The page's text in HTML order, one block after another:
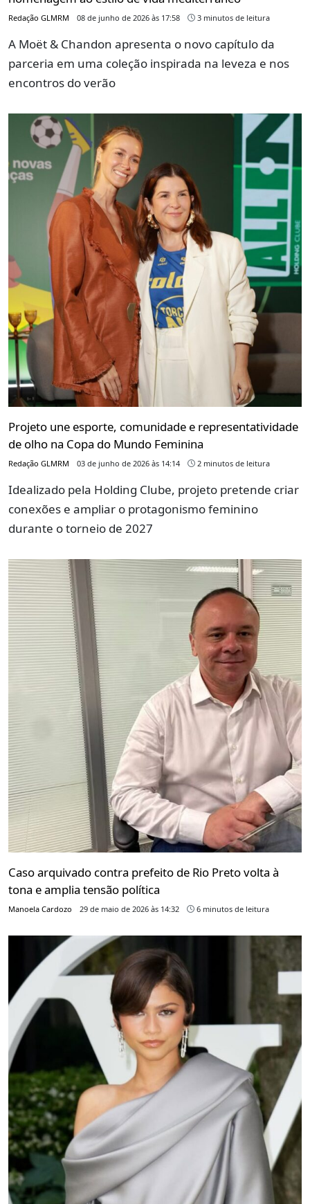
Redação GLMRM 08 de junho de 2026 às 17:58 3 minutos de leitura
A Moët & Chandon apresenta o novo capítulo da
parceria em uma coleção inspirada na leveza e nos
encontros do verão
Projeto une esporte, comunidade e representatividade
de olho na Copa do Mundo Feminina
Redação GLMRM 03 de junho de 2026 às 14:14 2 minutos de leitura
Idealizado pela Holding Clube, projeto pretende criar
conexões e ampliar o protagonismo feminino
durante o torneio de 2027
Caso arquivado contra prefeito de Rio Preto volta à
tona e amplia tensão política
Manoela Cardozo 29 de maio de 2026 às 14:32 6 minutos de leitura